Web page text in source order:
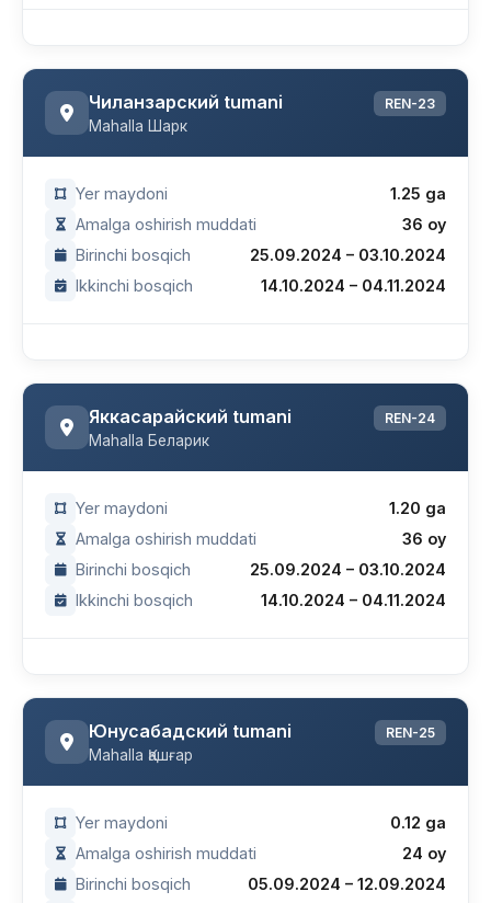
Чиланзарский tumani
Mahalla Шарк
REN-23
Yer maydoni
1.25 ga
Amalga oshirish muddati
36 oy
Birinchi bosqich
25.09.2024 – 03.10.2024
Ikkinchi bosqich
14.10.2024 – 04.11.2024
Яккасарайский tumani
Mahalla Беларик
REN-24
Yer maydoni
1.20 ga
Amalga oshirish muddati
36 oy
Birinchi bosqich
25.09.2024 – 03.10.2024
Ikkinchi bosqich
14.10.2024 – 04.11.2024
Юнусабадский tumani
Mahalla Қашғар
REN-25
Yer maydoni
0.12 ga
Amalga oshirish muddati
24 oy
Birinchi bosqich
05.09.2024 – 12.09.2024